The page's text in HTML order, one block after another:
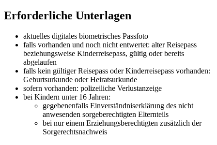
Erforderliche Unterlagen
aktuelles digitales biometrisches Passfoto
falls vorhanden und noch nicht entwertet: alter Reisepass
beziehungsweise Kinderreisepass, gültig oder bereits
abgelaufen
falls kein gültiger Reisepass oder Kinderreisepass vorhanden:
Geburtsurkunde oder Heiratsurkunde
sofern vorhanden: polizeiliche Verlustanzeige
bei Kindern unter 16 Jahren:
gegebenenfalls Einverständniserklärung des nicht
anwesenden sorgeberechtigten Elternteils
bei nur einem Erziehungsberechtigten zusätzlich der
Sorgerechtsnachweis